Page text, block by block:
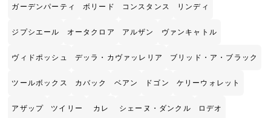
ガーデンパーティ ボリード コンスタンス リンディ
ジプシエール オータクロア アルザン ヴァンキャトル
ヴィドポッシュ デッラ・カヴァッレリア ブリッド・ア・ブラック
ツールボックス カバック ベアン ドゴン ケリーウォレット
アザップ ツイリー カレ シェーヌ・ダンクル ロデオ